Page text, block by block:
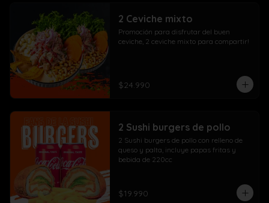
2 Ceviche mixto
Promoción para disfrutar del buen
ceviche, 2 ceviche mixto para compartir!
$24.990
2 Sushi burgers de pollo
2 Sushi burgers de pollo con relleno de
queso y palta, incluye papas fritas y
bebida de 220cc
$19.990